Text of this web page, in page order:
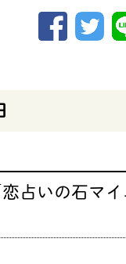
占いの石マ